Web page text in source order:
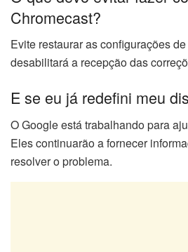
Chromecast?
Evite restaurar as configurações
desabilitará a recepção das
E se eu já redefini meu
O Google está trabalhando para
Eles continuarão a fornecer
resolver o problema.